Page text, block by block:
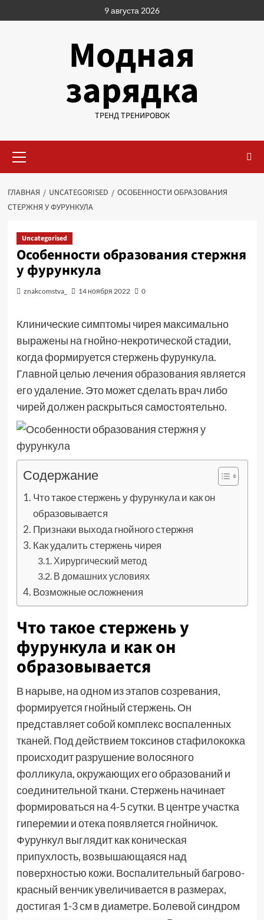
к
9 августа 2026
Модная
зарядка
ТРЕНД ТРЕНИРОВОК
меню
ГЛАВНАЯ UNCATEGORISED
ОСОБЕННОСТИ ОБРАЗОВАНИЯ
СТЕРЖНЯ У ФУРУНКУЛА
Uncategorised
Особенности образования стержня
у фурункула
znakcomstva_ 14 ноября 2022 0
Клинические симптомы чирея максимально
выражены на гнойно-некротической стадии,
когда формируется стержень фурункула.
Главной целью лечения образования является
его удаление. Это может сделать врач либо
чирей должен раскрыться самостоятельно.
Содержание
Что такое стержень у фурункула и как он
образовывается
Признаки выхода гнойного стержня
Как удалить стержень чирея
Хирургический метод
В домашних условиях
Возможные осложнения
Что такое стержень у
фурункула и как он
образовывается
В нарыве, на одном из этапов созревания,
формируется гнойный стержень. Он
представляет собой комплекс воспаленных
тканей. Под действием токсинов стафилококка
происходит разрушение волосяного
фолликула, окружающих его образований и
соединительной ткани. Стержень начинает
формироваться на 4-5 сутки. В центре участка
гиперемии и отека появляется гнойничок.
Фурункул выглядит как коническая
припухлость, возвышающаяся над
поверхностью кожи. Воспалительный багрово-
красный венчик увеличивается в размерах,
достигая 1-3 см в диаметре. Болевой синдром